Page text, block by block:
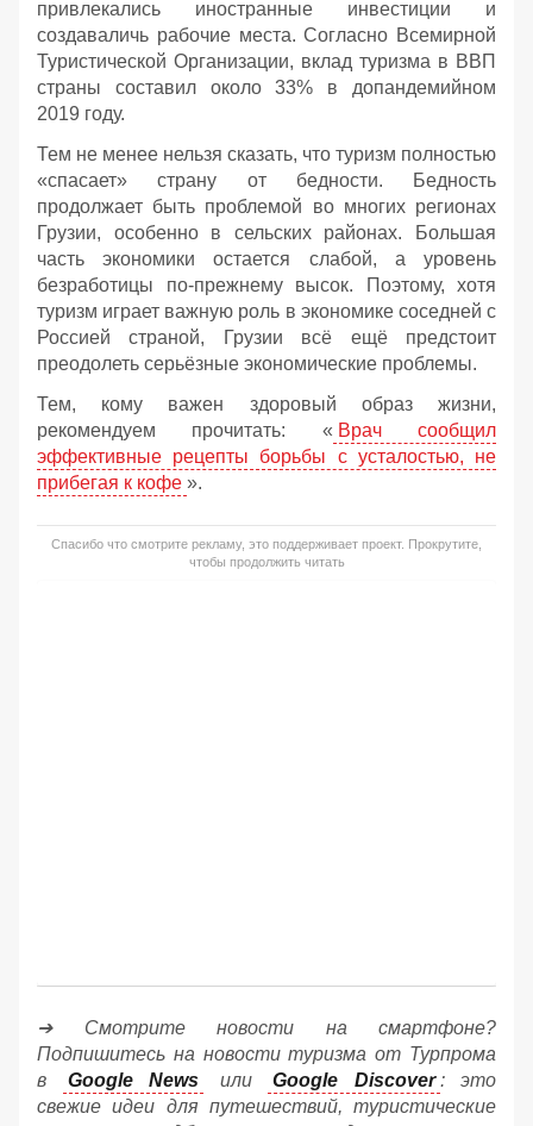
привлекались иностранные инвестиции и
создаваличь рабочие места. Согласно Всемирной
Туристической Организации, вклад туризма в ВВП
страны составил около 33% в допандемийном
2019 году.
Тем не менее нельзя сказать, что туризм полностью
«спасает» страну от бедности. Бедность
продолжает быть проблемой во многих регионах
Грузии, особенно в сельских районах. Большая
часть экономики остается слабой, а уровень
безработицы по-прежнему высок. Поэтому, хотя
туризм играет важную роль в экономике соседней с
Россией страной, Грузии всё ещё предстоит
преодолеть серьёзные экономические проблемы.
Тем, кому важен здоровый образ жизни,
рекомендуем прочитать: « Врач сообщил
эффективные рецепты борьбы с усталостью, не
прибегая к кофе ».
Спасибо что смотрите рекламу, это поддерживает проект. Прокрутите,
чтобы продолжить читать
➔ Смотрите новости на смартфоне?
Подпишитесь на новости туризма от Турпрома
в
Google News или Google Discover : это
свежие идеи для путешествий, туристические